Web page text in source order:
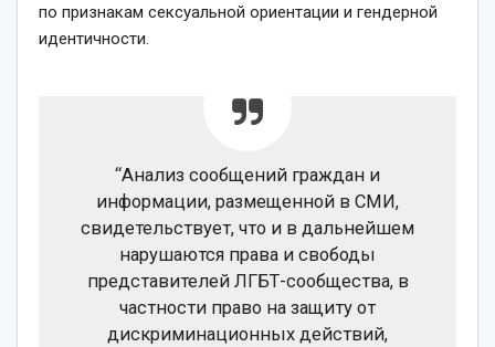
по признакам сексуальной ориентации и гендерной
идентичности.
“Анализ сообщений граждан и
информации, размещенной в СМИ,
свидетельствует, что и в дальнейшем
нарушаются права и свободы
представителей ЛГБТ-сообщества, в
частности право на защиту от
дискриминационных действий,